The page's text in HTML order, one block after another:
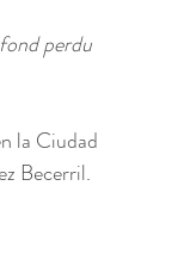
perdu
la Ciudad
Becerril.